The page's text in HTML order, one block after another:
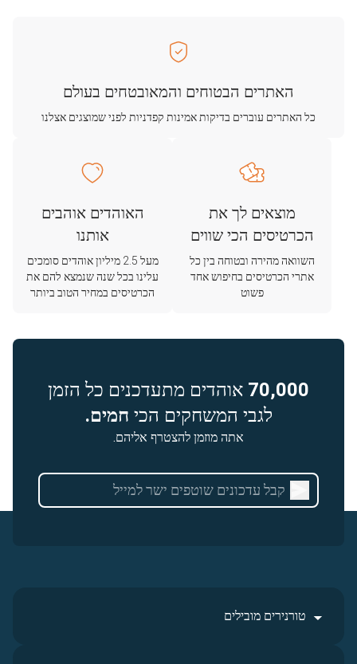
האתרים הבטוחים והמאובטחים בעולם
כל האתרים עוברים בדיקות אמינות קפדניות לפני שמוצגים אצלנו
מוצאים לך את
הכרטיסים הכי שווים
השוואה מהירה ובטוחה בין כל
אתרי הכרטיסים בחיפוש אחד
פשוט
האוהדים אוהבים
אותנו
מעל 2.5 מיליון אוהדים סומכים
עלינו בכל שנה שנמצא להם את
הכרטיסים במחיר הטוב ביותר
70,000 אוהדים מתעדכנים כל הזמן
לגבי המשחקים הכי חמים.
אתה מוזמן להצטרף אליהם.
טורנירים מובילים